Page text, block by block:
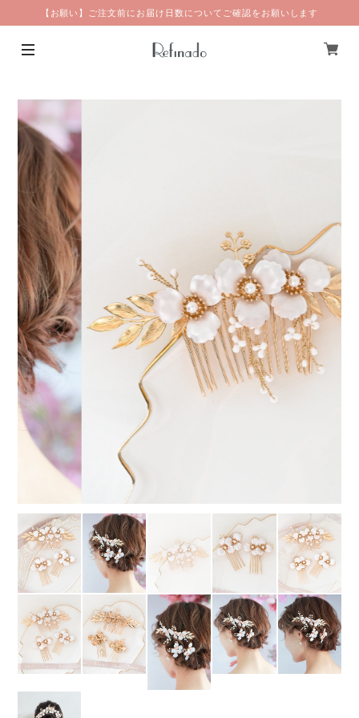
【お願い】ご注文前にお届け日数についてご確認をお願いします